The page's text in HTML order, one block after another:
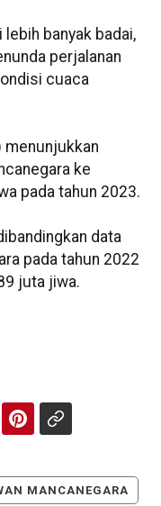
banyak badai,
perjalanan
cuaca
menunjukkan
ke
pada tahun 2023.
data
pada tahun 2022
juta jiwa.
MANCANEGARA